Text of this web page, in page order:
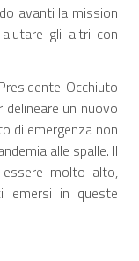
avanti la mission
gli altri con
Occhiuto
un nuovo
di emergenza non
alle spalle. Il
molto alto,
emersi in queste